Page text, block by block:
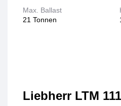
Max. Ballast
21 Tonnen
Liebherr LTM